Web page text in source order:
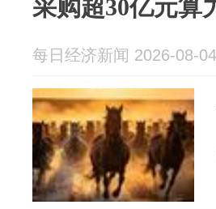
采购超30亿元算
每日经济新闻 2026-08-04